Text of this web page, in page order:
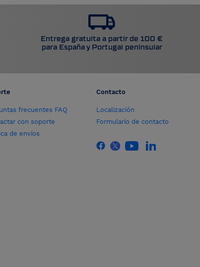
Entrega gratuita a partir de 100 €
para España y Portugal peninsular
frecuentes FAQ
con soporte
de envíos
Contacto
Localización
Formulario de contacto